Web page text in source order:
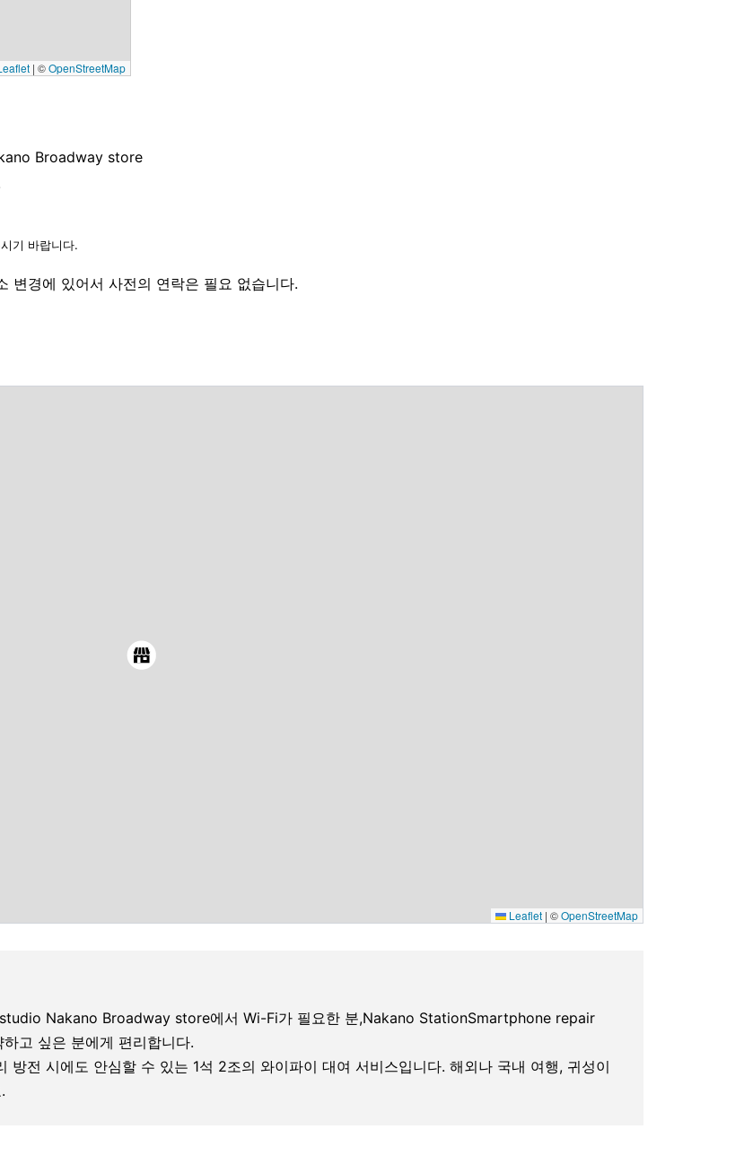
| ©OpenStreetMap
Broadway store
기 바랍니다.
변경에 있어서 사전의 연락은 필요 없습니다.
Leaflet | ©OpenStreetMap
Nakano Broadway store에서 Wi-Fi가 필요한 분,Nakano StationSmartphone repair
고 싶은 분에게 편리합니다.
방전 시에도 안심할 수 있는 1석 2조의 와이파이 대여 서비스입니다. 해외나 국내 여행, 귀성이